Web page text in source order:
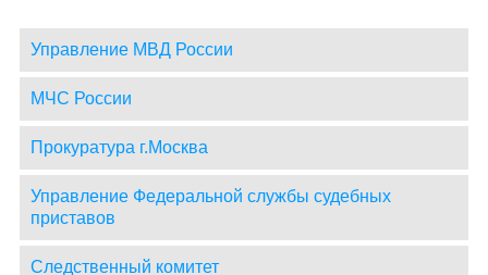
Управление МВД России
МЧС России
Прокуратура г.Москва
Управление Федеральной службы судебных
приставов
Следственный комитет